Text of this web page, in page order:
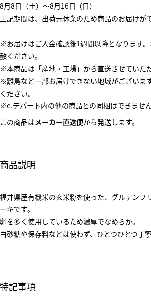
8月8日（土）～8月16日（日）
上記期間は、出荷元休業のため商品のお届けが
※お届けはご入金確認後1週間以降となります
赦ください。
※本商品は「産地・工場」から直送させていただ
※離島など一部お届けできない地域がございま
ください。
※e.デパート内の他の商品との同梱はできません
この商品はメーカー直送便から発送します。
商品説明
福井県産有機米の玄米粉を使った、グルテンフ
ーキです。
卵を多く使用しているため濃厚でなめらか。
白砂糖や保存料などは使わず、ひとつひとつ丁寧
特記事項